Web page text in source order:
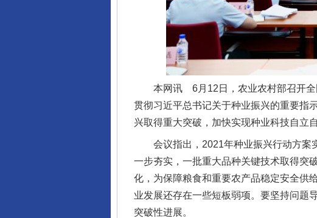
本网讯 6月12日，农业农村部召开全国
贯彻习近平总书记关于种业振兴的重要指
兴取得重大突破，加快实现种业科技自立
会议指出，2021年种业振兴行动方案
一步夯实，一批重大品种关键技术取得突
化，为保障粮食和重要农产品稳定安全供
业发展还存在一些短板弱项。要坚持问题
突破性进展。